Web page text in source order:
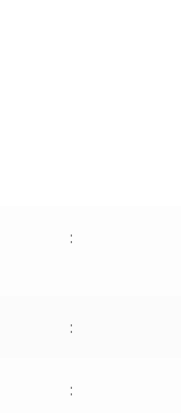
:
:
: